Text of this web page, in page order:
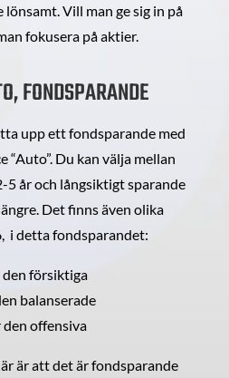
Vill man ge sig in på
fokusera på aktier.
FONDSPARANDE
upp ett fondsparande med
“Auto”. Du kan välja mellan
år och långsiktigt sparande
Det finns även olika
i detta fondsparandet:
den försiktiga
balanserade
offensiva
är att det är fondsparande